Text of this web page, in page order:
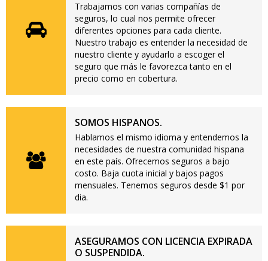
Trabajamos con varias compañías de
seguros, lo cual nos permite ofrecer
diferentes opciones para cada cliente.
Nuestro trabajo es entender la necesidad de
nuestro cliente y ayudarlo a escoger el
seguro que más le favorezca tanto en el
precio como en cobertura.
SOMOS HISPANOS.
Hablamos el mismo idioma y entendemos la
necesidades de nuestra comunidad hispana
en este país. Ofrecemos seguros a bajo
costo. Baja cuota inicial y bajos pagos
mensuales. Tenemos seguros desde $1 por
dia.
ASEGURAMOS CON LICENCIA EXPIRADA
O SUSPENDIDA.